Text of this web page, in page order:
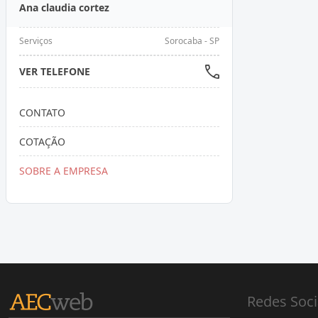
Ana claudia cortez
Serviços Sorocaba - SP
VER TELEFONE
CONTATO
COTAÇÃO
SOBRE A EMPRESA
Redes